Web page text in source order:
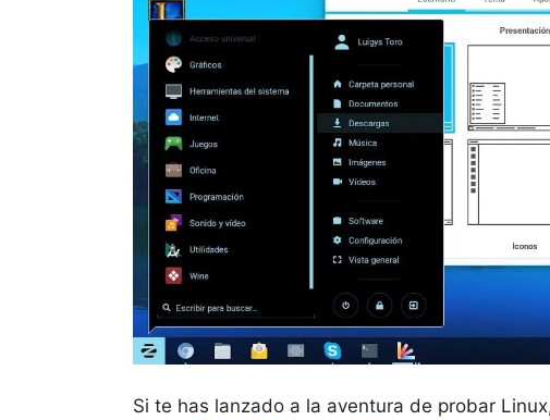
Si te has lanzado a la aventura de probar